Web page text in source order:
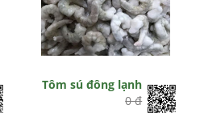
Tôm sú đông lạnh
0 đ